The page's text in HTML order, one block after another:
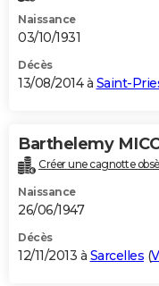
Naissance
03/10/1931
Décès
13/08/2014 à Saint-
Barthelemy
Créer une cagnotte
Naissance
26/06/1947
Décès
12/11/2013 à Sarcelles (